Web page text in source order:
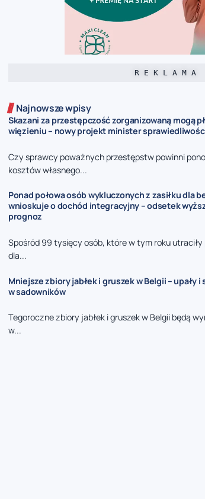
R E K L A M A
Najnowsze wpisy
Skazani za przestępczość zorganizowaną mogą
więzieniu – nowy projekt minister
Czy sprawcy poważnych przestępstw powinni
kosztów własnego...
Ponad połowa osób wykluczonych z zasiłku dla
wnioskuje o dochód integracyjny – odsetek
prognoz
Spośród 99 tysięcy osób, które w tym roku utraciły
dla...
Mniejsze zbiory jabłek i gruszek w Belgii – upały i
w sadowników
Tegoroczne zbiory jabłek i gruszek w Belgii będą
w...